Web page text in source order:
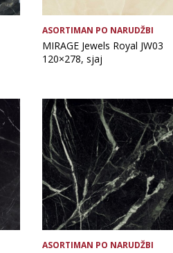
ASORTIMAN PO NARUDŽBI
MIRAGE Jewels Royal JW03
120×278, sjaj
ASORTIMAN PO NARUDŽBI